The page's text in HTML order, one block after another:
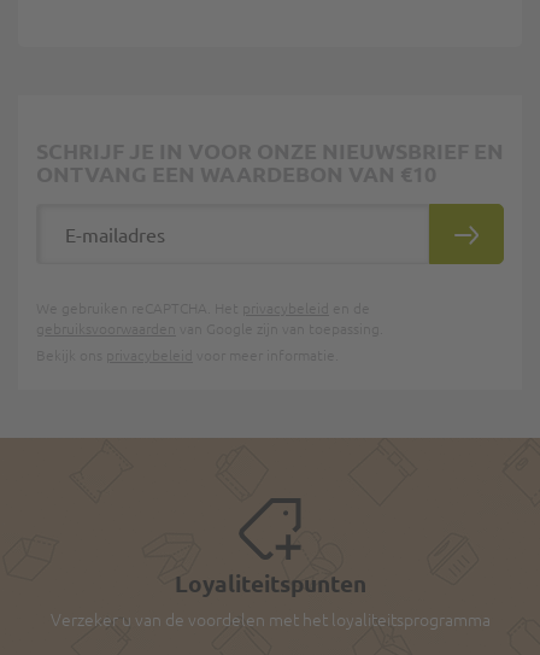
Loyaliteitspunten
Verzeker u van de voordelen met het loyaliteitsprogramma